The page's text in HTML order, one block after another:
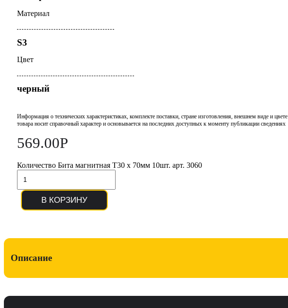
Материал
S3
Цвет
черный
Информация о технических характеристиках, комплекте поставки, стране изготовления, внешнем виде и цвете
товара носит справочный характер и основывается на последних доступных к моменту публикации сведениях
569.00Р
Количество Бита магнитная T30 х 70мм 10шт. арт. 3060
В КОРЗИНУ
Описание